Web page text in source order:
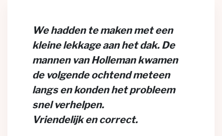
We hadden te maken met een
kleine lekkage aan het dak. De
mannen van Holleman kwamen
de volgende ochtend meteen
langs en konden het probleem
snel verhelpen.
Vriendelijk en correct.